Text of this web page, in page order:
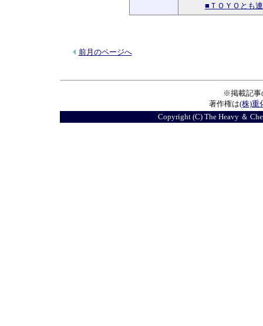
■ＴＯＹＯとも
前月のページへ
※掲載記事
著作権は(株)重
Copyright (C) The Heavy ＆